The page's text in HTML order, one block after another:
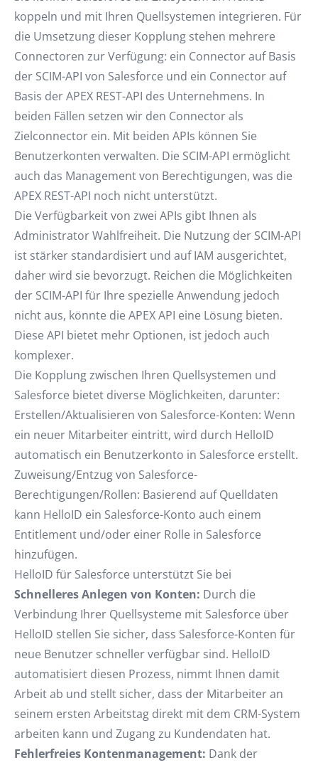
koppeln und mit Ihren Quellsystemen integrieren. Für
die Umsetzung dieser Kopplung stehen mehrere
Connectoren zur Verfügung: ein Connector auf Basis
der SCIM-API von Salesforce und ein Connector auf
Basis der APEX REST-API des Unternehmens. In
beiden Fällen setzen wir den Connector als
Zielconnector ein. Mit beiden APIs können Sie
Benutzerkonten verwalten. Die SCIM-API ermöglicht
auch das Management von Berechtigungen, was die
APEX REST-API noch nicht unterstützt.
Die Verfügbarkeit von zwei APIs gibt Ihnen als
Administrator Wahlfreiheit. Die Nutzung der SCIM-API
ist stärker standardisiert und auf IAM ausgerichtet,
daher wird sie bevorzugt. Reichen die Möglichkeiten
der SCIM-API für Ihre spezielle Anwendung jedoch
nicht aus, könnte die APEX API eine Lösung bieten.
Diese API bietet mehr Optionen, ist jedoch auch
komplexer.
Die Kopplung zwischen Ihren Quellsystemen und
Salesforce bietet diverse Möglichkeiten, darunter:
Erstellen/Aktualisieren von Salesforce-Konten: Wenn
ein neuer Mitarbeiter eintritt, wird durch HelloID
automatisch ein Benutzerkonto in Salesforce erstellt.
Zuweisung/Entzug von Salesforce-
Berechtigungen/Rollen: Basierend auf Quelldaten
kann HelloID ein Salesforce-Konto auch einem
Entitlement und/oder einer Rolle in Salesforce
hinzufügen.
HelloID für Salesforce unterstützt Sie bei
Schnelleres Anlegen von Konten: Durch die
Verbindung Ihrer Quellsysteme mit Salesforce über
HelloID stellen Sie sicher, dass Salesforce-Konten für
neue Benutzer schneller verfügbar sind. HelloID
automatisiert diesen Prozess, nimmt Ihnen damit
Arbeit ab und stellt sicher, dass der Mitarbeiter an
seinem ersten Arbeitstag direkt mit dem CRM-System
arbeiten kann und Zugang zu Kundendaten hat.
Fehlerfreies Kontenmanagement: Dank der